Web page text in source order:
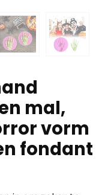
mal,
vorm
fondant